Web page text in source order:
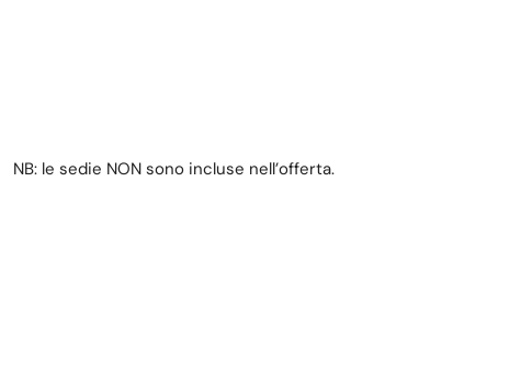
NB: le sedie NON sono incluse nell’offerta.